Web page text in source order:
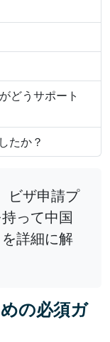
どうサポート
たか？
ビザ申請プ
って中国
詳細に解
の必須ガ